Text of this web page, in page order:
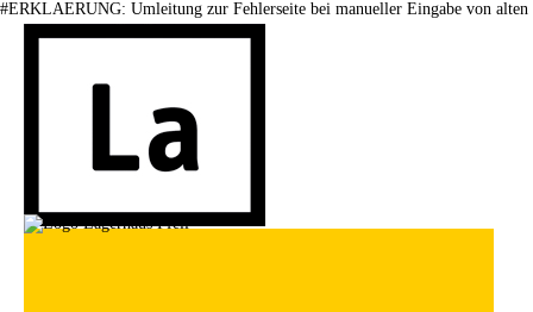
#ERKLAERUNG: Umleitung zur Fehlerseite bei manueller Eingabe von alten